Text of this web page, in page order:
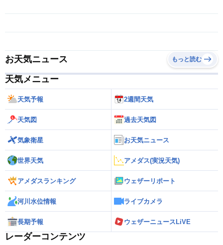
お天気ニュース もっと読む
天気メニュー
天気予報 2週間天気
天気図 過去天気図
気象衛星 お天気ニュース
世界天気 アメダス(実況天気)
アメダスランキング ウェザーリポート
河川水位情報 ライブカメラ
長期予報 ウェザーニュースLiVE
レーダーコンテンツ